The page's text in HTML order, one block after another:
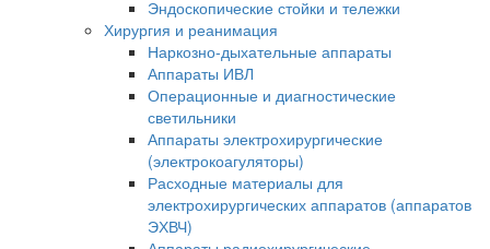
Эндоскопические стойки и тележки
Хирургия и реанимация
Наркозно-дыхательные аппараты
Аппараты ИВЛ
Операционные и диагностические
светильники
Аппараты электрохирургические
(электрокоагуляторы)
Расходные материалы для
электрохирургических аппаратов (аппаратов
ЭХВЧ)